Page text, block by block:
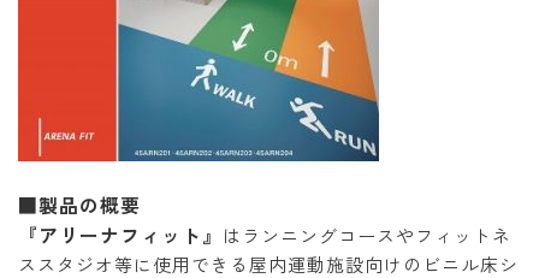
■製品の概要
『アリーナフィット』 はランニングコースやフィットネ
ススタジオ等に使用できる屋内運動施設向けのビニル床シ